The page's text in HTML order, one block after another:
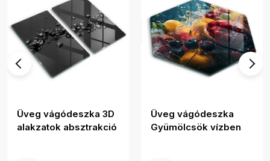
Üveg vágódeszka 3D
alakzatok absztrakció
Üveg vágódeszka
Gyümölcsök vízben